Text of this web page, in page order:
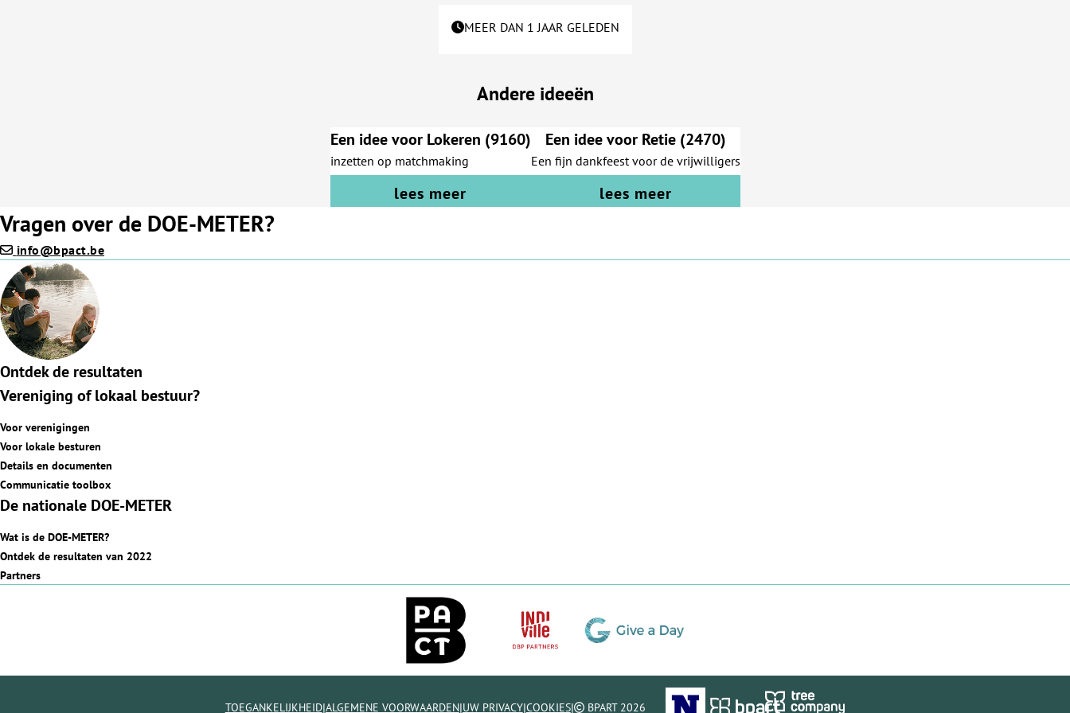
MEER DAN 1 JAAR GELEDEN
Andere ideeën
Een idee voor Lokeren (9160)
inzetten op matchmaking
lees meer
Een idee voor Retie (2470)
Een fijn dankfeest voor de vrijwilligers
lees meer
Vragen over de DOE-METER?
info@bpact.be
Ontdek de resultaten
Vereniging of lokaal bestuur?
Voor verenigingen
Voor lokale besturen
Details en documenten
Communicatie toolbox
De nationale DOE-METER
Wat is de DOE-METER?
Ontdek de resultaten van 2022
Partners
TOEGANKELIJKHEID|ALGEMENE VOORWAARDEN|UW PRIVACY|COOKIES| BPART 2026